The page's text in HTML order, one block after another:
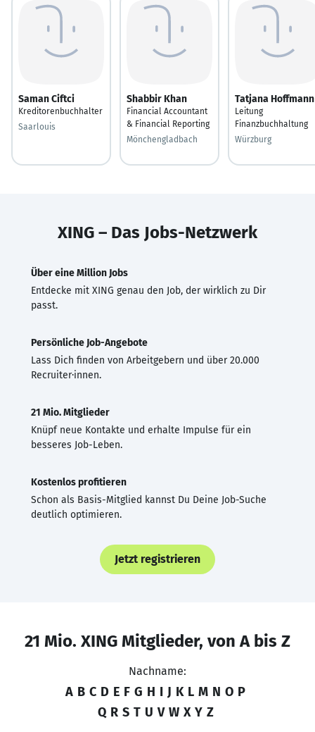
Saman Ciftci
Kreditorenbuchhalter
Saarlouis
Shabbir Khan
Financial Accountant
& Financial Reporting
Mönchengladbach
Tatjana Hoffmann
Leitung
Finanzbuchhaltung
Würzburg
XING – Das Jobs-Netzwerk
Über eine Million Jobs
Entdecke mit XING genau den Job, der wirklich zu Dir
passt.
Persönliche Job-Angebote
Lass Dich finden von Arbeitgebern und über 20.000
Recruiter·innen.
21 Mio. Mitglieder
Knüpf neue Kontakte und erhalte Impulse für ein
besseres Job-Leben.
Kostenlos profitieren
Schon als Basis-Mitglied kannst Du Deine Job-Suche
deutlich optimieren.
Jetzt registrieren
21 Mio. XING Mitglieder, von A bis Z
Nachname:
A B C D E F G H I J K L M N O P
Q R S T U V W X Y Z